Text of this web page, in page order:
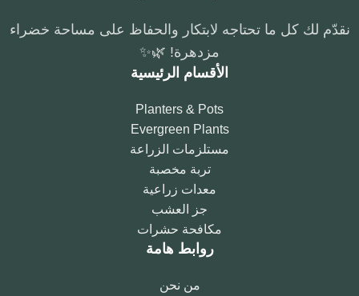
نقدّم لك كل ما تحتاجه لابتكار والحفاظ على مساحة خضراء
مزدهرة! 🌿✨
الأقسام الرئيسية
Planters & Pots
Evergreen Plants
مستلزمات الزراعة
تربة مخصبة
معدات زراعية
جز العشب
مكافحة حشرات
روابط هامة
من نحن